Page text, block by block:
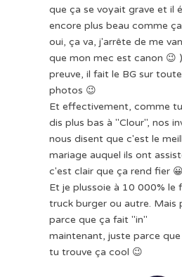
que ça se voyait grave et il
encore plus beau comme
oui, ça va, j'arrête de me
que mon mec est canon 😉
preuve, il fait le BG sur
photos 😉
Et effectivement, comme
dis plus bas à "Clour", nos
nous disent que c'est le
mariage auquel ils ont
c'est clair que ça rend fier 😀
Et je plussoie à 10 000% le
truck burger ou autre. Mais
parce que ça fait "in"
maintenant, juste parce
tu trouve ça cool 😉